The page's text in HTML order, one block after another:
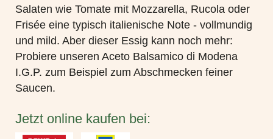
Salaten wie Tomate mit Mozzarella, Rucola oder
Frisée eine typisch italienische Note - vollmundig
und mild. Aber dieser Essig kann noch mehr:
Probiere unseren Aceto Balsamico di Modena
I.G.P. zum Beispiel zum Abschmecken feiner
Saucen.
Jetzt online kaufen bei: